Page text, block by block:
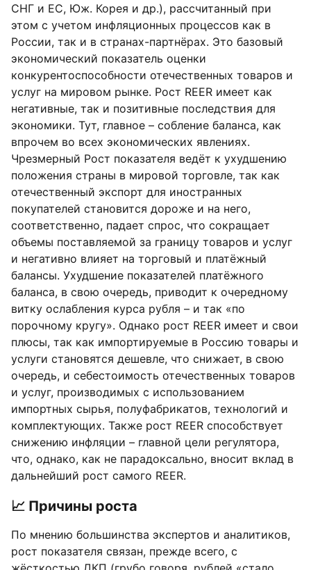
СНГ и ЕС, Юж. Корея и др.), рассчитанный при
этом с учетом инфляционных процессов как в
России, так и в странах-партнёрах. Это базовый
экономический показатель оценки
конкурентоспособности отечественных товаров и
услуг на мировом рынке. Рост REER имеет как
негативные, так и позитивные последствия для
экономики. Тут, главное – собление баланса, как
впрочем во всех экономических явлениях.
Чрезмерный Рост показателя ведёт к ухудшению
положения страны в мировой торговле, так как
отечественный экспорт для иностранных
покупателей становится дороже и на него,
соответственно, падает спрос, что сокращает
объемы поставляемой за границу товаров и услуг
и негативно влияет на торговый и платёжный
балансы. Ухудшение показателей платёжного
баланса, в свою очередь, приводит к очередному
витку ослабления курса рубля – и так «по
порочному кругу». Однако рост REER имеет и свои
плюсы, так как импортируемые в Россию товары и
услуги становятся дешевле, что снижает, в свою
очередь, и себестоимость отечественных товаров
и услуг, производимых с использованием
импортных сырья, полуфабрикатов, технологий и
комплектующих. Также рост REER способствует
снижению инфляции – главной цели регулятора,
что, однако, как не парадоксально, вносит вклад в
дальнейший рост самого REER.
📈 Причины роста
По мнению большинства экспертов и аналитиков,
рост показателя связан, прежде всего, с